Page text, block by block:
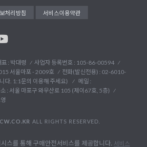
처리방침 서비스이용약관
표 : 박대령
사업자 등록번호 : 105-86-00594
서울마포 - 2009호
전화(발신전용) : 02-6010-
다. 1:1문의 이용해 주세요)
메일 :
: 서울 마포구 와우산로 105 (제이67호, 5층)
ALL RIGHTS RESERVED.
스를 통해 구매안전서비스를 제공합니다. 서비스